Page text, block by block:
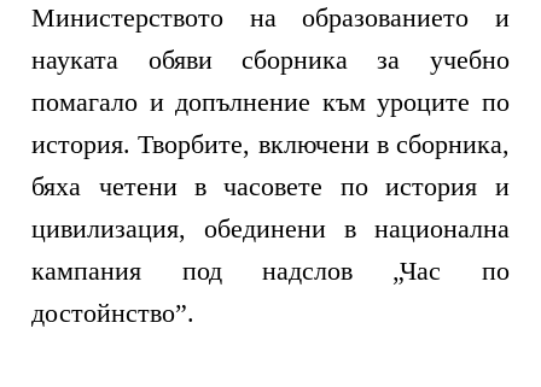
Министерството на образованието и
науката обяви сборника за учебно
помагало и допълнение към уроците по
история. Творбите, включени в сборника,
бяха четени в часовете по история и
цивилизация, обединени в национална
кампания под надслов „Час по
достойнство”.